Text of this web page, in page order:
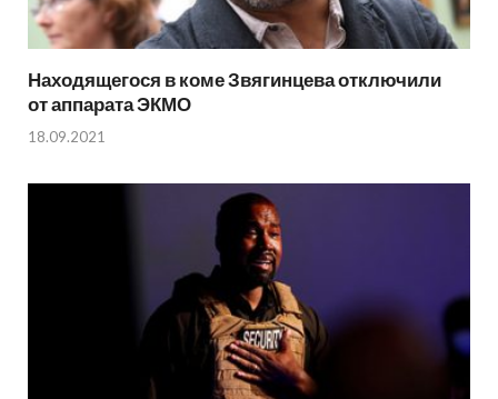
Находящегося в коме Звягинцева отключили
от аппарата ЭКМО
18.09.2021